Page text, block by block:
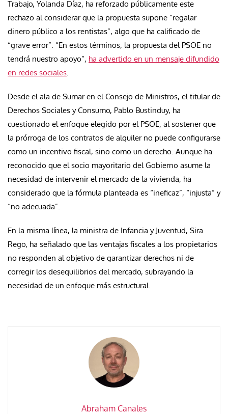
Trabajo, Yolanda Díaz, ha reforzado públicamente este
rechazo al considerar que la propuesta supone “regalar
dinero público a los rentistas”, algo que ha calificado de
“grave error”. “En estos términos, la propuesta del PSOE no
tendrá nuestro apoyo”, ha advertido en un mensaje difundido
en redes sociales.
Desde el ala de Sumar en el Consejo de Ministros, el titular de
Derechos Sociales y Consumo, Pablo Bustinduy, ha
cuestionado el enfoque elegido por el PSOE, al sostener que
la prórroga de los contratos de alquiler no puede configurarse
como un incentivo fiscal, sino como un derecho. Aunque ha
reconocido que el socio mayoritario del Gobierno asume la
necesidad de intervenir el mercado de la vivienda, ha
considerado que la fórmula planteada es “ineficaz”, “injusta” y
“no adecuada”.
En la misma línea, la ministra de Infancia y Juventud, Sira
Rego, ha señalado que las ventajas fiscales a los propietarios
no responden al objetivo de garantizar derechos ni de
corregir los desequilibrios del mercado, subrayando la
necesidad de un enfoque más estructural.
Abraham Canales